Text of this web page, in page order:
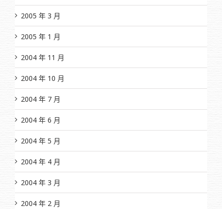
2005 年 3 月
2005 年 1 月
2004 年 11 月
2004 年 10 月
2004 年 7 月
2004 年 6 月
2004 年 5 月
2004 年 4 月
2004 年 3 月
2004 年 2 月